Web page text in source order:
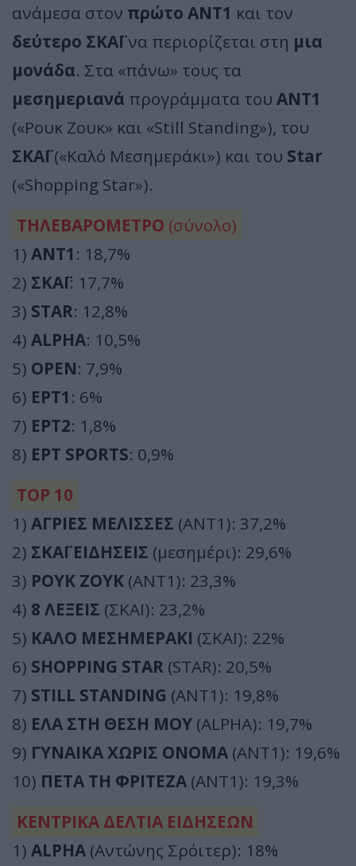
ανάμεσα στον πρώτο ΑΝΤ1 και τον
δεύτερο ΣΚΑΪνα περιορίζεται στη μια
μονάδα. Στα «πάνω» τους τα
μεσημεριανά προγράμματα του ΑΝΤ1
(«Ρουκ Ζουκ» και «Still Standing»), του
ΣΚΑΪ(«Καλό Μεσημεράκι») και του Star
(«Shopping Star»).
ΤΗΛΕΒΑΡΟΜΕΤΡΟ (σύνολο)
1) ΑΝΤ1 : 18,7%
2) ΣΚΑΪ: 17,7%
3) STAR: 12,8%
4) ALPHA: 10,5%
5) OPEN: 7,9%
6) ΕΡΤ1 : 6%
7) ΕΡΤ2: 1,8%
8) ΕΡΤ SPORTS: 0,9%
TOP 10
1) ΑΓΡΙΕΣ ΜΕΛΙΣΣΕΣ (ΑΝΤ1): 37,2%
2) ΣΚΑΪ ΕΙΔΗΣΕΙΣ (μεσημέρι): 29,6%
3) ΡΟΥΚ ΖΟΥΚ (ΑΝΤ1): 23,3%
4) 8 ΛΕΞΕΙΣ (ΣΚΑΪ): 23,2%
5) ΚΑΛΟ ΜΕΣΗΜΕΡΑΚΙ (ΣΚΑΪ): 22%
6) SHOPPING STAR (STAR): 20,5%
7) STILL STANDING (ΑΝΤ1): 19,8%
8) ΕΛΑ ΣΤΗ ΘΕΣΗ ΜΟΥ (ALPHA): 19,7%
9) ΓΥΝΑΙΚΑ ΧΩΡΙΣ ΟΝΟΜΑ (ΑΝΤ1): 19,6%
10) ΠΕΤΑ ΤΗ ΦΡΙΤΕΖΑ (ΑΝΤ1): 19,3%
ΚΕΝΤΡΙΚΑ ΔΕΛΤΙΑ ΕΙΔΗΣΕΩΝ
1) ALPHA (Αντώνης Σρόιτερ): 18%